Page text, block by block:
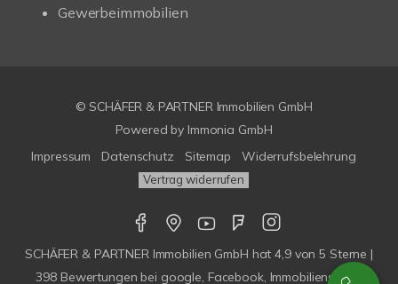
Gewerbeimmobilien
© SCHÄFER & PARTNER Immobilien GmbH
Powered by Immonia GmbH
Impressum
Datenschutz Sitemap Widerrufsbelehrung
Vertrag widerrufen
SCHÄFER & PARTNER Immobilien GmbH hat4,9von5 Sterne |
398 Bewertungen bei google, Facebook, Immobilienscout,